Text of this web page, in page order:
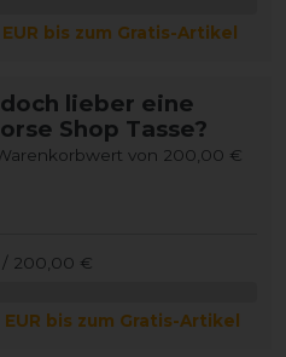
bis zum Gratis-Artikel
lieber eine
Shop Tasse?
von 200,00 €
200,00 €
bis zum Gratis-Artikel